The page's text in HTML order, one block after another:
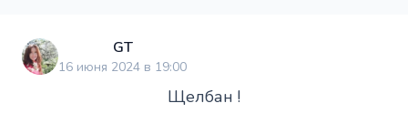
GT
16 июня 2024 в 19:00
Щелбан !